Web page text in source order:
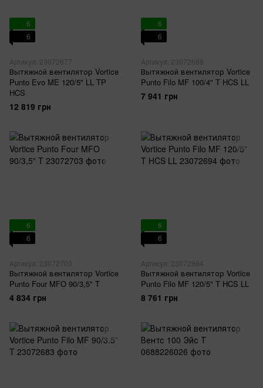
6
6
Артикул: 23072677
Вытяжной вентилятор Vortice
Punto Evo ME 120/5" LL TP
HCS
12 819 грн
6
6
Артикул: 23072688
Вытяжной вентилятор Vortice
Punto Filo MF 100/4" T HCS LL
7 941 грн
6
6
Артикул: 23072703
Вытяжной вентилятор Vortice
Punto Four MFO 90/3,5" T
4 834 грн
6
6
Артикул: 23072694
Вытяжной вентилятор Vortice
Punto Filo MF 120/5" T HCS LL
8 761 грн